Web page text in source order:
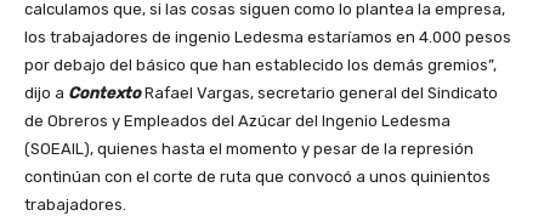
calculamos que, si las cosas siguen como lo plantea la empresa,
los trabajadores de ingenio Ledesma estaríamos en 4.000 pesos
por debajo del básico que han establecido los demás gremios”,
dijo a ContextoRafael Vargas, secretario general del Sindicato
de Obreros y Empleados del Azúcar del Ingenio Ledesma
(SOEAIL), quienes hasta el momento y pesar de la represión
continúan con el corte de ruta que convocó a unos quinientos
trabajadores.